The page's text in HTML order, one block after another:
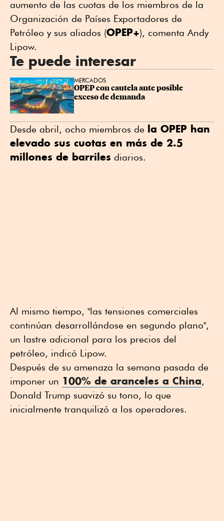
aumento de las cuotas de los miembros de la
Organización de Países Exportadores de
Petróleo y sus aliados (OPEP+), comenta Andy
Lipow.
Te puede interesar
MERCADOS
OPEP con cautela ante posible
exceso de demanda
Desde abril, ocho miembros de la OPEP han
elevado sus cuotas en más de 2.5
millones de barriles diarios.
Al mismo tiempo, "las tensiones comerciales
continúan desarrollándose en segundo plano",
un lastre adicional para los precios del
petróleo, indicó Lipow.
Después de su amenaza la semana pasada de
imponer un 100% de aranceles a China,
Donald Trump suavizó su tono, lo que
inicialmente tranquilizó a los operadores.